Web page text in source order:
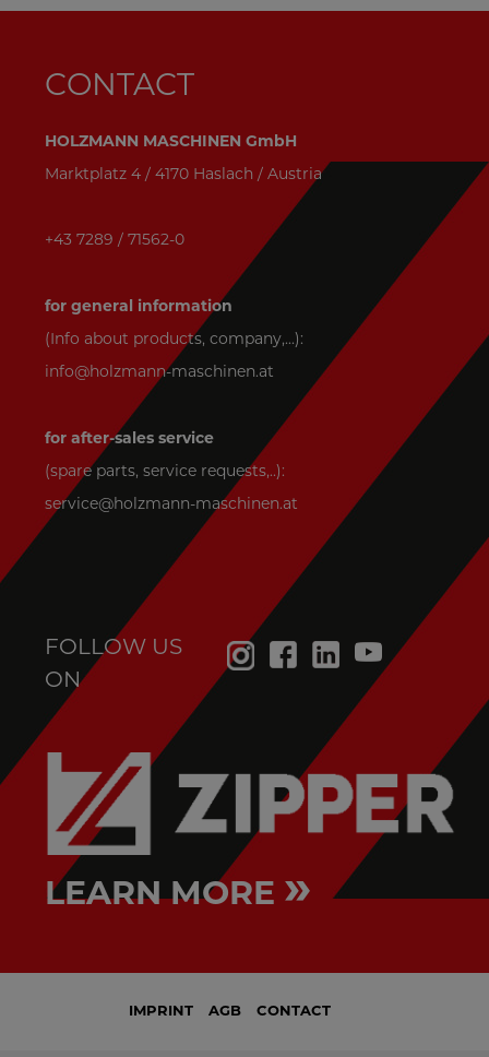
CONTACT
HOLZMANN MASCHINEN GmbH
Marktplatz 4 / 4170 Haslach / Austria
+43 7289 / 71562-0
for general information
(Info about products, company,...):
info@holzmann-maschinen.at
for after-sales service
(spare parts, service requests,..):
service@holzmann-maschinen.at
FOLLOW US
ON
LEARN MORE »
IMPRINT AGB CONTACT